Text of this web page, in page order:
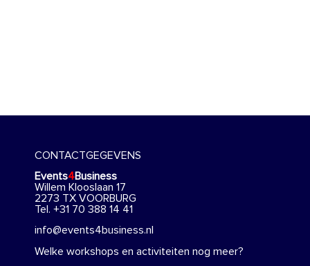
CONTACTGEGEVENS
Events4Business
Willem Klooslaan 17
2273 TX VOORBURG
Tel. +31 70 388 14 41
info@events4business.nl
Welke workshops en activiteiten nog meer?